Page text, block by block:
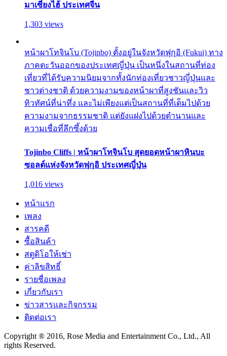
มาเซี่ยงไฮ้ ประเทศจีน
1,303 views
หน้าผาโทจินโบ (Tojinbo) ตั้งอยู่ในจังหวัดฟุกุอิ (Fukui) ทาง
ภาคตะวันออกของประเทศญี่ปุ่น เป็นหนึ่งในสถานที่ท่อง
เที่ยวที่ได้รับความนิยมจากทั้งนักท่องเที่ยวชาวญี่ปุ่นและ
ชาวต่างชาติ ด้วยความงามของหน้าผาที่สูงชันและวิว
ทิวทัศน์ที่น่าทึ่ง และไม่เพียงแต่เป็นสถานที่ที่เต็มไปด้วย
ความงามจากธรรมชาติ แต่ยังแฝงไปด้วยตำนานและ
ความเชื่อที่ลึกซึ้งด้วย
Tojinbo Cliffs | หน้าผาโทจินโบ สุดยอดหน้าผาหินบะ
ซอลต์แห่งจังหวัดฟุกุอิ ประเทศญี่ปุ่น
1,016 views
หน้าแรก
เพลง
สารคดี
ซื้อสินค้า
สตูดิโอให้เช่า
ค่าลิขสิทธิ์
รายชื่อเพลง
เกี่ยวกับเรา
ข่าวสารและกิจกรรม
ติดต่อเรา
Copyright ® 2016, Rose Media and Entertainment Co., Ltd., All
rights Reserved.